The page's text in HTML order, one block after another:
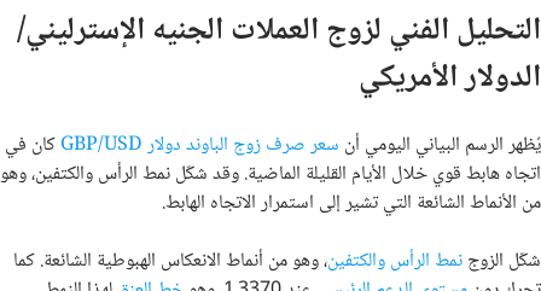
التحليل الفني لزوج العملات الجنيه الإسترليني/
الدولار الأمريكي
يُظهر الرسم البياني اليومي أن سعر صرف زوج الباوند دولار GBP/USD
كان في
اتجاه هابط قوي خلال الأيام القليلة الماضية. وقد شكّل نمط الرأس والكتفين، وهو
من الأنماط الشائعة التي تشير إلى استمرار الاتجاه الهابط.
شكّل الزوجنمط الرأس والكتفين، وهو من أنماط الانعكاس الهبوطية الشائعة. كما